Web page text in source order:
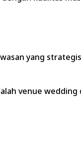
yang
venue